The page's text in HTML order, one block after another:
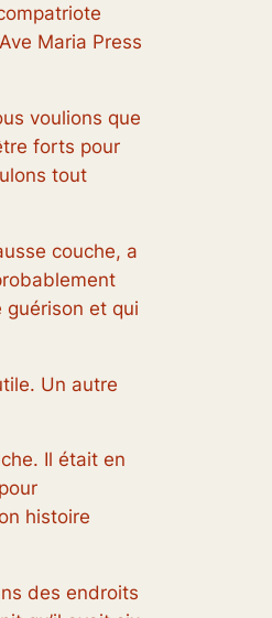
Maria Press
voulions que
forts pour
tout
couche, a
guérison et qui
Un autre
Il était en
histoire
des endroits